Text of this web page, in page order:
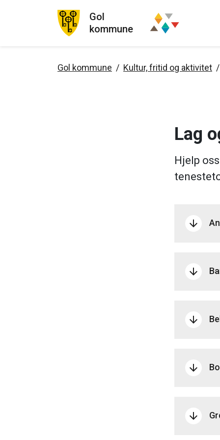
Gol
kommune
Gol kommune Kultur, fritid og aktivitet
Lag
Hjelp
arrow_downward
arrow_downward
arrow_downward
arrow_downward
arrow_downward